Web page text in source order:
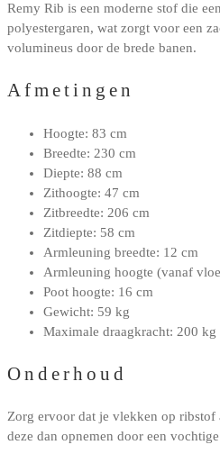
Remy Rib is een moderne stof die
polyestergaren, wat zorgt voor een
volumineus door de brede banen.
Afmetingen
Hoogte: 83 cm
Breedte: 230 cm
Diepte: 88 cm
Zithoogte: 47 cm
Zitbreedte: 206 cm
Zitdiepte: 58 cm
Armleuning breedte: 12 cm
Armleuning hoogte (vanaf
Poot hoogte: 16 cm
Gewicht: 59 kg
Maximale draagkracht: 200 kg
Onderhoud
Zorg ervoor dat je vlekken op
deze dan opnemen door een